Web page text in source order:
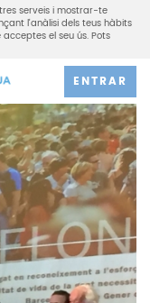
serveis i mostrar-te
l'anàlisi dels teus hàbits
el seu ús. Pots
ENTRAR